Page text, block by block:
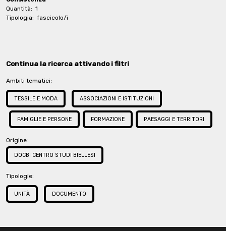
Quantità: 1
Tipologia: fascicolo/i
Continua la ricerca attivando i filtri
Ambiti tematici:
TESSILE E MODA ASSOCIAZIONI E ISTITUZIONI
FAMIGLIE E PERSONE FORMAZIONE PAESAGGI E TERRITORI
Origine:
DOCBI CENTRO STUDI BIELLESI
Tipologie:
UNITÀ DOCUMENTO